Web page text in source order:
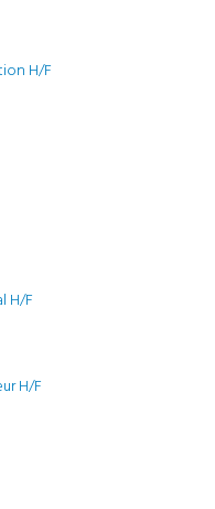
H/F
H/F
H/F